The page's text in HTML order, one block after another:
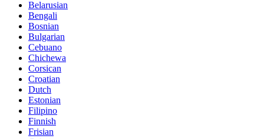
Belarusian
Bengali
Bosnian
Bulgarian
Cebuano
Chichewa
Corsican
Croatian
Dutch
Estonian
Filipino
Finnish
Frisian